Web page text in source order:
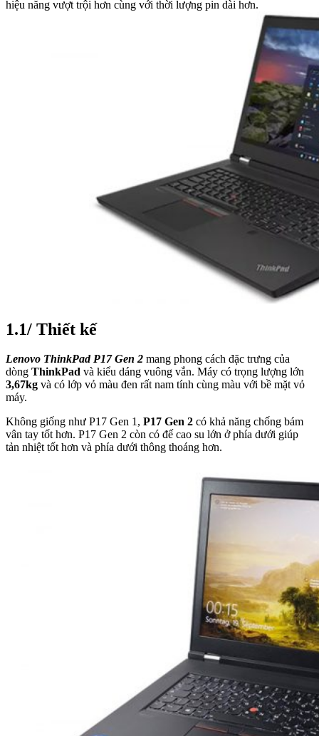
hiệu năng vượt trội hơn cùng với thời lượng pin dài hơn.
1.1/ Thiết kế
Lenovo ThinkPad P17 Gen 2 mang phong cách đặc trưng của
dòng ThinkPad và kiểu dáng vuông vắn. Máy có trọng lượng lớn
3,67kg và có lớp vỏ màu đen rất nam tính cùng màu với bề mặt vỏ
máy.
Không giống như P17 Gen 1, P17 Gen 2 có khả năng chống bám
vân tay tốt hơn. P17 Gen 2 còn có đế cao su lớn ở phía dưới giúp
tản nhiệt tốt hơn và phía dưới thông thoáng hơn.